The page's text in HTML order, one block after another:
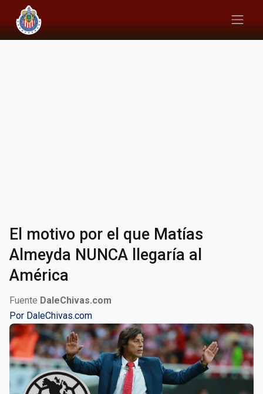
El motivo por el que Matías
Almeyda NUNCA llegaría al
América
Fuente DaleChivas.com
Por DaleChivas.com